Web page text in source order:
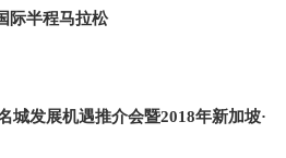
际半程马拉松
城发展机遇推介会暨2018年新加坡·